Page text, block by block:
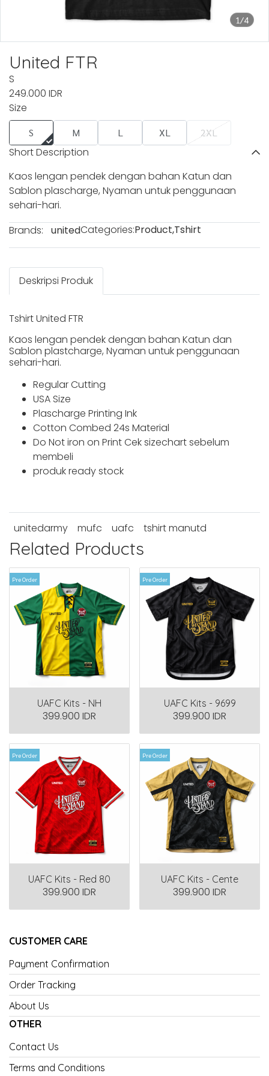
1/4
United FTR
S
249.000 IDR
Size
S M L XL 2XL
Short Description
Kaos lengan pendek dengan bahan Katun dan
Sablon plascharge, Nyaman untuk penggunaan
sehari-hari.
Brands:
unitedCategories:Product,Tshirt
Deskripsi Produk
Tshirt United FTR
Kaos lengan pendek dengan bahan Katun dan
Sablon plastcharge, Nyaman untuk penggunaan
sehari-hari.
Regular Cutting
USA Size
Plascharge Printing Ink
Cotton Combed 24s Material
Do Not iron on Print Cek sizechart sebelum
membeli
produk ready stock
unitedarmy mufc uafc tshirt manutd
Related Products
Pre Order
UAFC Kits - NH
399.900 IDR
Pre Order
UAFC Kits - 9699
399.900 IDR
Pre Order
UAFC Kits - Red 80
399.900 IDR
Pre Order
UAFC Kits - Cente
399.900 IDR
CUSTOMER CARE
Payment Confirmation
Order Tracking
About Us
OTHER
Contact Us
Terms and Conditions